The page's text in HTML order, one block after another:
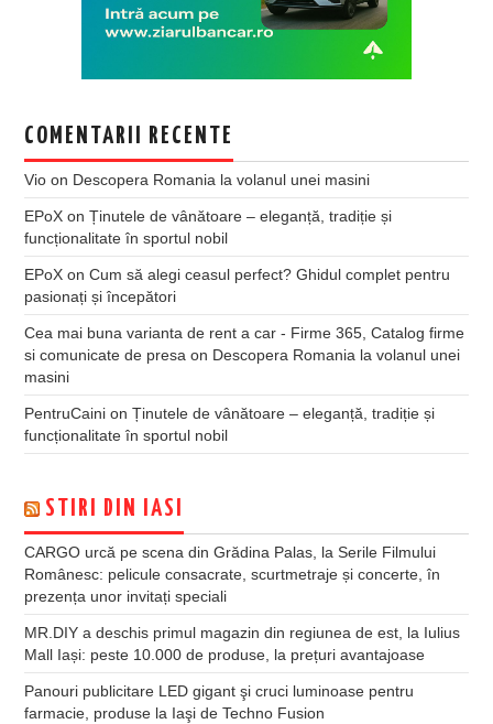
COMENTARII RECENTE
Vio on Descopera Romania la volanul unei masini
EPoX onȚinutele de vânătoare – eleganță, tradiție și
funcționalitate în sportul nobil
EPoX onCum să alegi ceasul perfect? Ghidul complet pentru
pasionați și începători
Cea mai buna varianta de rent a car - Firme 365, Catalog firme
si comunicate de presa on Descopera Romania la volanul unei
masini
PentruCaini onȚinutele de vânătoare – eleganță, tradiție și
funcționalitate în sportul nobil
STIRI DIN IASI
CARGO urcă pe scena din Grădina Palas, la Serile Filmului
Românesc: pelicule consacrate, scurtmetraje și concerte, în
prezența unor invitați speciali
MR.DIY a deschis primul magazin din regiunea de est, la Iulius
Mall Iași: peste 10.000 de produse, la prețuri avantajoase
Panouri publicitare LED gigant şi cruci luminoase pentru
farmacie, produse la Iaşi de Techno Fusion